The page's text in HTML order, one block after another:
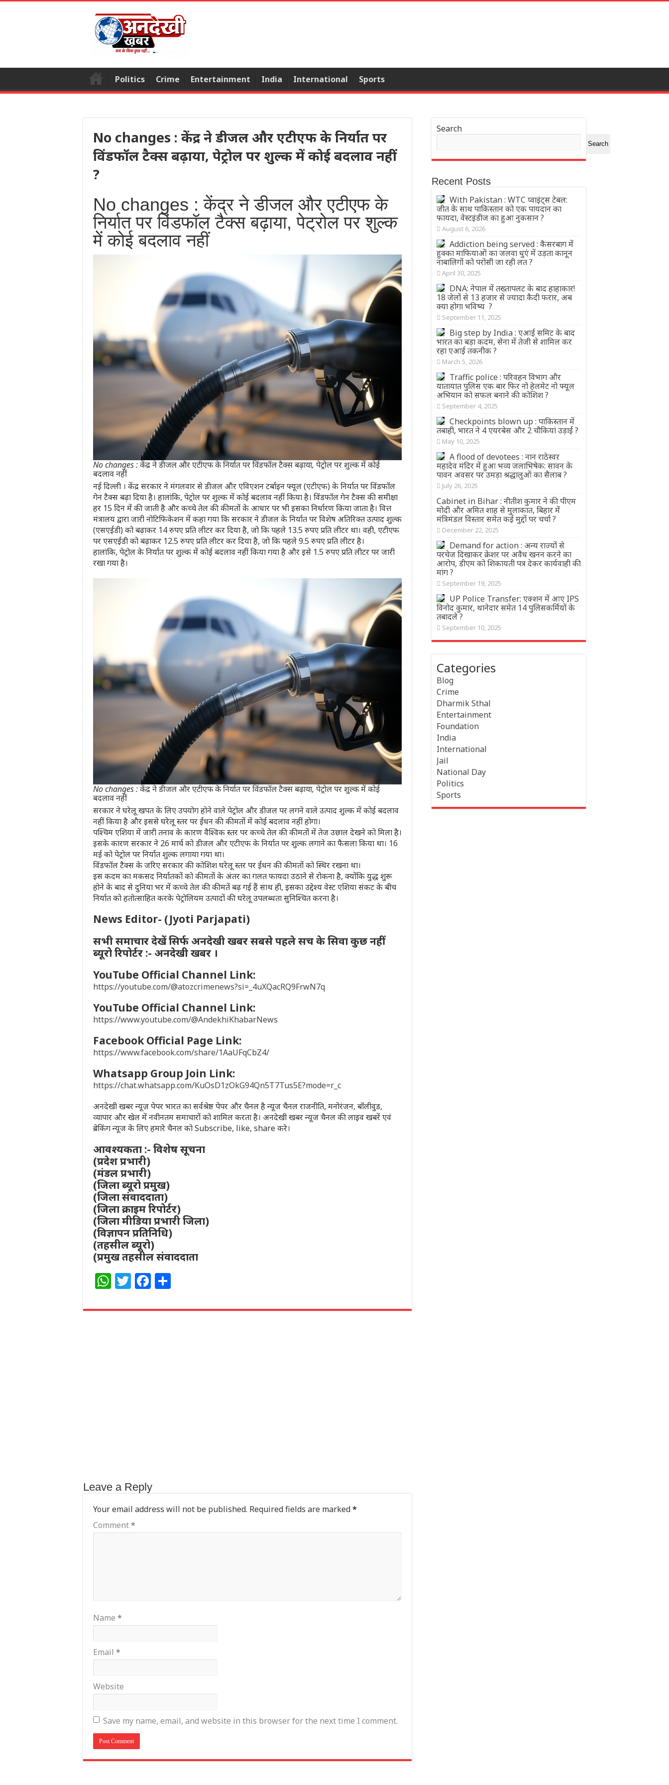
Politics Crime Entertainment India International Sports
No changes : केंद्र ने डीजल और एटीएफ के निर्यात पर
विंडफॉल टैक्स बढ़ाया, पेट्रोल पर शुल्क में कोई बदलाव नहीं
?
No changes : केंद्र ने डीजल और एटीएफ के
निर्यात पर विंडफॉल टैक्स बढ़ाया, पेट्रोल पर शुल्क
में कोई बदलाव नहीं
No changes : केंद्र ने डीजल और एटीएफ के निर्यात पर विंडफॉल टैक्स बढ़ाया, पेट्रोल पर शुल्क में कोई
बदलाव नहीं
नई दिल्ली । केंद्र सरकार ने मंगलवार से डीजल और एविएशन टर्बाइन फ्यूल (एटीएफ) के निर्यात पर विंडफॉल
गेन टैक्स बढ़ा दिया है। हालांकि, पेट्रोल पर शुल्क में कोई बदलाव नहीं किया है। विंडफॉल गेन टैक्स की समीक्षा
हर 15 दिन में की जाती है और कच्चे तेल की कीमतों के आधार पर भी इसका निर्धारण किया जाता है। वित्त
मंत्रालय द्वारा जारी नोटिफिकेशन में कहा गया कि सरकार ने डीजल के निर्यात पर विशेष अतिरिक्त उत्पाद शुल्क
(एसएईडी) को बढ़ाकर 14 रुपए प्रति लीटर कर दिया है, जो कि पहले 13.5 रुपए प्रति लीटर था। वही, एटीएफ
पर एसएईडी को बढ़ाकर 12.5 रुपए प्रति लीटर कर दिया है, जो कि पहले 9.5 रुपए प्रति लीटर है।
हालांकि, पेट्रोल के निर्यात पर शुल्क में कोई बदलाव नहीं किया गया है और इसे 1.5 रुपए प्रति लीटर पर जारी
रखा गया है।
No changes : केंद्र ने डीजल और एटीएफ के निर्यात पर विंडफॉल टैक्स बढ़ाया, पेट्रोल पर शुल्क में कोई
बदलाव नहीं
सरकार ने घरेलू खपत के लिए उपयोग होने वाले पेट्रोल और डीजल पर लगने वाले उत्पाद शुल्क में कोई बदलाव
नहीं किया है और इससे घरेलू स्तर पर ईंधन की कीमतों में कोई बदलाव नहीं होगा।
पश्चिम एशिया में जारी तनाव के कारण वैश्विक स्तर पर कच्चे तेल की कीमतों में तेज उछाल देखने को मिला है।
इसके कारण सरकार ने 26 मार्च को डीजल और एटीएफ के निर्यात पर शुल्क लगाने का फैसला किया था। 16
मई को पेट्रोल पर निर्यात शुल्क लगाया गया था।
विंडफॉल टैक्स के जरिए सरकार की कोशिश घरेलू स्तर पर ईंधन की कीमतों को स्थिर रखना था।
इस कदम का मकसद निर्यातकों को कीमतों के अंतर का गलत फायदा उठाने से रोकना है, क्योंकि युद्ध शुरू
होने के बाद से दुनिया भर में कच्चे तेल की कीमतें बढ़ गई हैं साथ ही, इसका उद्देश्य वेस्ट एशिया संकट के बीच
निर्यात को हतोत्साहित करके पेट्रोलियम उत्पादों की घरेलू उपलब्धता सुनिश्चित करना है।
News Editor- (Jyoti Parjapati)
सभी समाचार देखें सिर्फ अनदेखी खबर सबसे पहले सच के सिवा कुछ नहीं
ब्यूरो रिपोर्टर :- अनदेखी खबर ।
YouTube Official Channel Link:
https://youtube.com/@atozcrimenews?si=_4uXQacRQ9FrwN7q
YouTube Official Channel Link:
https://www.youtube.com/@AndekhiKhabarNews
Facebook Official Page Link:
https://www.facebook.com/share/1AaUFqCbZ4/
Whatsapp Group Join Link:
https://chat.whatsapp.com/KuOsD1zOkG94Qn5T7Tus5E?mode=r_c
अनदेखी खबर न्यूज़ पेपर भारत का सर्वश्रेष्ठ पेपर और चैनल है न्यूज चैनल राजनीति, मनोरंजन, बॉलीवुड,
व्यापार और खेल में नवीनतम समाचारों को शामिल करता है। अनदेखी खबर न्यूज चैनल की लाइव खबरें एवं
ब्रेकिंग न्यूज के लिए हमारे चैनल को Subscribe, like, share करे।
आवश्यकता :- विशेष सूचना
(प्रदेश प्रभारी)
(मंडल प्रभारी)
(जिला ब्यूरो प्रमुख)
(जिला संवाददाता)
(जिला क्राइम रिपोर्टर)
(जिला मीडिया प्रभारी जिला)
(विज्ञापन प्रतिनिधि)
(तहसील ब्यूरो)
(प्रमुख तहसील संवाददाता
W
at
T
itt
F
c ar
Leave a Reply
Your email address will not be published. Required fields are marked*
Comment*
Name *
Email *
Website
Save my name, email, and website in this browser for the next time I comment.
Search
Search
Recent Posts
With Pakistan : WTC प्वाइंट्स टेबल:
जीत के साथ पाकिस्तान को एक पायदान का
फायदा, वेस्टइंडीज का हुआ नुकसान ?
August 6, 2026
Addiction being served : कैसरबाग में
हुक्का माफियाओं का जलवा धुएं में उड़ता कानून
नाबालिगों को परोसी जा रही लत ?
April 30, 2025
DNA: नेपाल में तख्तापलट के बाद हाहाकार!
18 जेलों से 13 हजार से ज्यादा कैदी फरार, अब
क्या होगा भविष्य ?
September 11, 2025
Big step by India : एआई समिट के बाद
भारत का बड़ा कदम, सेना में तेजी से शामिल कर
रहा एआई तकनीक ?
March 5, 2026
Traffic police : परिवहन विभाग और
यातायात पुलिस एक बार फिर नो हेलमेट नो फ्यूल
अभियान को सफल बनाने की कोशिश ?
September 4, 2025
Checkpoints blown up : पाकिस्तान में
तबाही, भारत ने 4 एयरबेस और 2 चौकियां उड़ाईं ?
May 10, 2025
A flood of devotees : नान राठेस्वऱ
महादेव मंदिर में हुआ भव्य जलाभिषेक: सावन के
पावन अवसर पर उमड़ा श्रद्धालुओं का सैलाब ?
July 26, 2025
Cabinet in Bihar : नीतीश कुमार ने की पीएम
मोदी और अमित शाह से मुलाकात, बिहार में
मंत्रिमंडल विस्तार समेत कई मुद्दों पर चर्चा ?
December 22, 2025
Demand for action : अन्य राज्यों से
परचेज दिखाकर क्रेशर पर अवैध खनन करने का
आरोप, डीएम को शिकायती पत्र देकर कार्यवाही की
मांग ?
September 19, 2025
UP Police Transfer: एक्शन में आए IPS
विनोद कुमार, थानेदार समेत 14 पुलिसकर्मियों के
तबादले ?
September 10, 2025
Categories
Blog
Crime
Dharmik Sthal
Entertainment
Foundation
India
International
Jail
National Day
Politics
Sports